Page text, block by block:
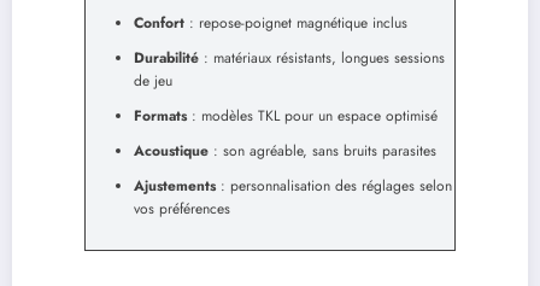
Confort : repose-poignet magnétique inclus
Durabilité : matériaux résistants, longues sessions
de jeu
Formats: modèles TKL pour un espace optimisé
Acoustique : son agréable, sans bruits parasites
Ajustements: personnalisation des réglages selon
vos préférences